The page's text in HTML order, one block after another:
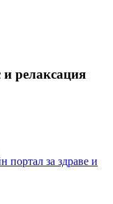
и релаксация
портал за здраве и